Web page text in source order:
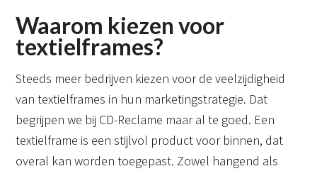
Waarom kiezen voor
textielframes?
Steeds meer bedrijven kiezen voor de veelzijdigheid
van textielframes in hun marketingstrategie. Dat
begrijpen we bij CD-Reclame maar al te goed. Een
textielframe is een stijlvol product voor binnen, dat
overal kan worden toegepast. Zowel hangend als